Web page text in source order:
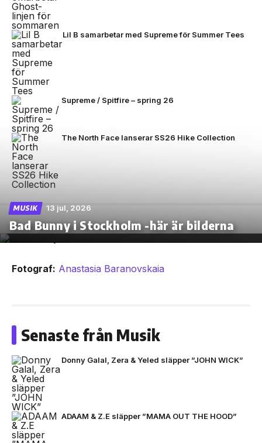
Lil B samarbetar med Supreme för Summer Tees
Supreme / Spitfire – spring 26
The North Face lanserar SS26 Hike Collection
MUSIK 13 jul, 2026
Bad Bunny i Stockholm -här är bilderna
Fotograf: Anastasia Baranovskaia
Senaste från Musik
Donny Galal, Zera & Yeled släpper ”JOHN WICK”
ADAAM & Z.E släpper ”MAMA OUT THE HOOD”